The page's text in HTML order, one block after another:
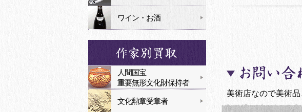
美術店なので美術
ワイン・お酒
人間国宝
重要無形文化財保持者
文化勲章受章者